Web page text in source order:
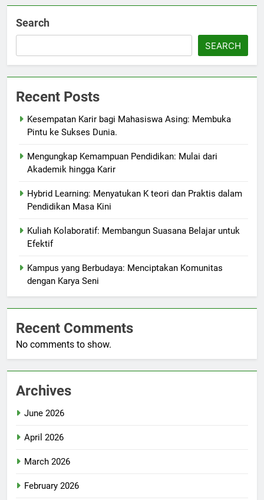
Search
SEARCH
Recent Posts
Kesempatan Karir bagi Mahasiswa Asing: Membuka
Pintu ke Sukses Dunia.
Mengungkap Kemampuan Pendidikan: Mulai dari
Akademik hingga Karir
Hybrid Learning: Menyatukan K teori dan Praktis dalam
Pendidikan Masa Kini
Kuliah Kolaboratif: Membangun Suasana Belajar untuk
Efektif
Kampus yang Berbudaya: Menciptakan Komunitas
dengan Karya Seni
Recent Comments
No comments to show.
Archives
June 2026
April 2026
March 2026
February 2026